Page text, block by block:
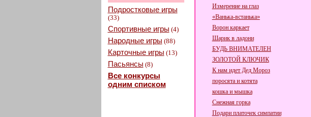
Подростковые игры
(33)
Спортивные игры (4)
Народные игры (88)
Карточные игры (13)
Пасьянсы (8)
Все конкурсы
одним списком
Измерение на глаз
«Ванька-встанька»
Ворон каркает
Шарик в ладони
БУДЬ ВНИМАТЕЛЕН
ЗОЛОТОЙ КЛЮЧИК
К нам идет Дед Мороз
поросята и котята
кошка и мышка
Снежная горка
Подари платочек симпатии